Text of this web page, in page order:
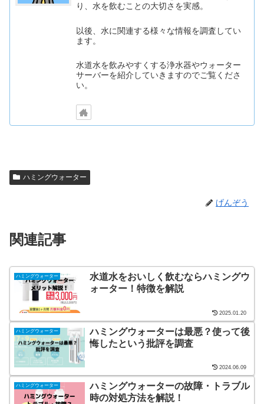
り、水を飲むことの大切さを実感。
以後、水に関連する様々な情報を調査してい
ます。
水道水を飲みやすくする浄水器やウォーター
サーバーを紹介していきますのでご覧くださ
い。
ハミングウォーター
げんぞう
関連記事
ハミングウォーター
水道水をおいしく飲むならハミングウ
ォーター！特徴を解説
2025.01.20
ハミングウォーター
ハミングウォーターは最悪？使って後
悔したという批評を調査
2024.06.09
ハミングウォーター
ハミングウォーターの故障・トラブル
時の対処方法を解説！